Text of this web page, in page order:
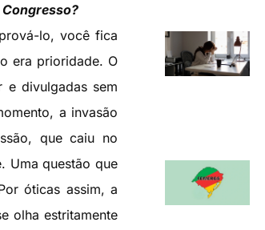
lo, você fica
era prioridade. O
e divulgadas sem
a invasão
que caiu no
Uma questão que
óticas assim, a
olha estritamente